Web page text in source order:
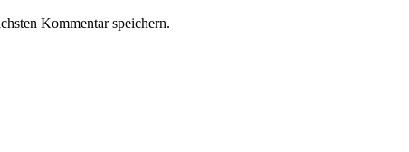
Kommentar speichern.